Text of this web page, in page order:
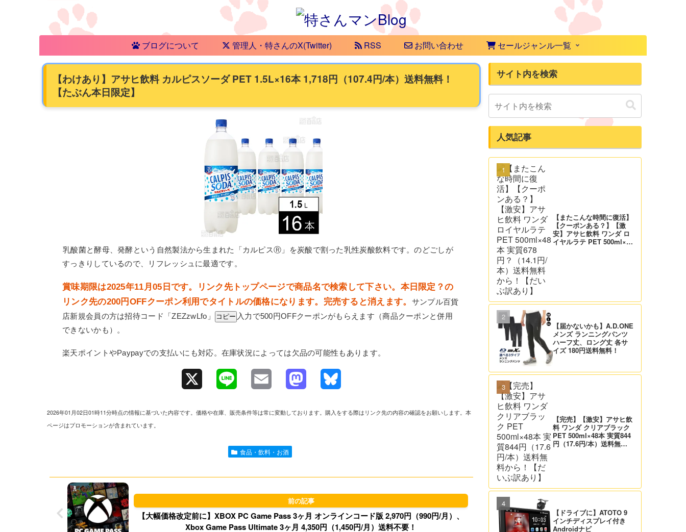
ブログについて 管理人・特さんのX(Twitter) RSS お問い合わせ セールジャンル一覧
【わけあり】アサヒ飲料 カルピスソーダ PET 1.5L×16本 1,718円（107.4円/本）送料無料！
【たぶん本日限定】
乳酸菌と酵母、発酵という自然製法から生まれた「カルピスⓇ」を炭酸で割った乳性炭酸飲料です。のどごしが
すっきりしているので、リフレッシュに最適です。
賞味期限は2025年11月05日です。リンク先トップページで商品名で検索して下さい。本日限定？の
リンク先の200円OFFクーポン利用でタイトルの価格になります。完売すると消えます。 サンプル百貨
店新規会員の方は招待コード「ZEZzwLfo 」 コピー 入力で500円OFFクーポンがもらえます（商品クーポンと併用
できないかも）。
楽天ポイントやPaypayでの支払いにも対応。在庫状況によっては欠品の可能性もあります。
l
o
n
2026年01月02日01時11分時点の情報に基づいた内容です。価格や在庫、販売条件等は常に変動しております。購入をする際はリンク先の内容の確認をお願いします。本
ページはプロモーションが含まれています。
食品・飲料・お酒
【大幅価格改定前に】XBOX PC Game Pass 3ヶ月 オンラインコード版 2,970円（990円/月）、
Xbox Game Pass Ultimate 3ヶ月 4,350円（1,450円/月）送料不要！
サイト内を検索
人気記事
【またこんな時間に復活】
【クーポンある？】【激
安】アサヒ飲料 ワンダ ロ
イヤルラテ PET 500ml×48
【届かないかも】A.D.ONE
メンズ ランニングパンツ
ハーフ丈、ロング丈 各サ
イズ 180円送料無料！
【完売】【激安】アサヒ飲
料 ワンダ クリアブラック
PET 500ml×48本 実質844
円（17.6円/本）送料無料
【ドライブに】ATOTO 9
インチディスプレイ付き
Androidナビ